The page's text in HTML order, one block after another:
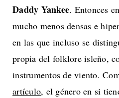
Daddy Yankee. Entonces
mucho menos densas e
en las que incluso se
propia del folklore isleño,
instrumentos de viento.
artículo, el género en si